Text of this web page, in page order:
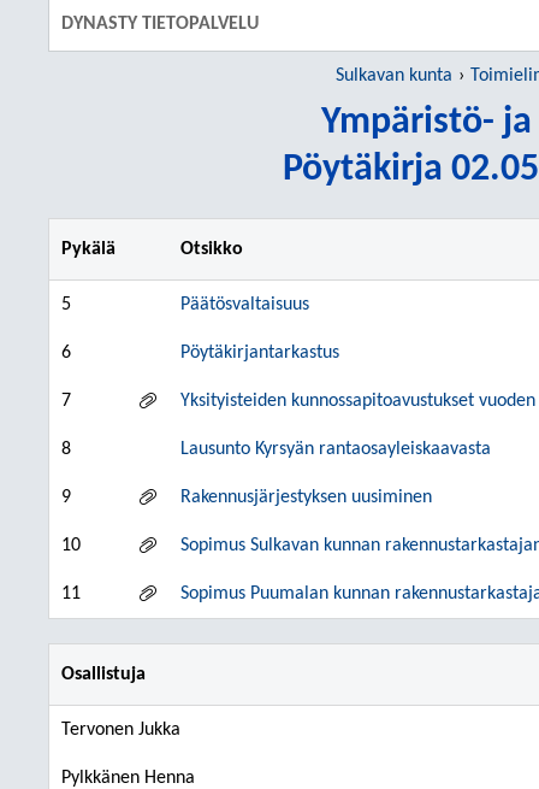
DYNASTY TIETOPALVELU
Sulkavan kunta
Ympäristö-
Pöytäkirja
Pykälä Otsikko
5 Päätösvaltaisuus
6 Pöytäkirjantarkastus
7 Yksityisteiden kunnossapitoavustukset
8 Lausunto Kyrsyän rantaosayleiskaavasta
9 Rakennusjärjestyksen uusiminen
10 Sopimus Sulkavan kunnan
11 Sopimus Puumalan kunnan
Osallistuja
Tervonen Jukka
Pylkkänen Henna